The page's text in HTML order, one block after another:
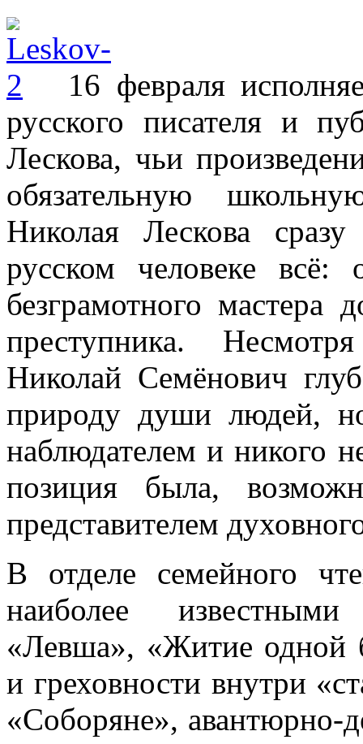
16 февраля
русского писателя и
Лескова, чьи
обязательную
Николая Лескова
русском человеке всё:
безграмотного мастера
преступника.
Николай Семёнович
природу души людей,
наблюдателем и никого
позиция была,
представителем
В отделе семейного
наиболее
«Левша», «Житие одной
и греховности внутри
«Соборяне», авантюрно-